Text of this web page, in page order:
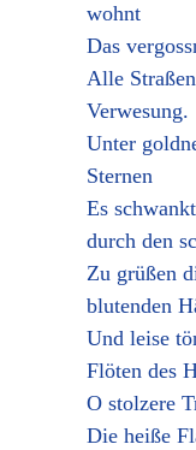
wohnt
Das
Alle
Verwesung.
Unter
Sternen
Es
durch den
Zu grüßen
blutenden
Und leise
Flöten des
O stolzere
Die heiße